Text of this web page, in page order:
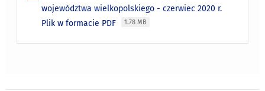
województwa wielkopolskiego - czerwiec 2020 r.
Plik w formacie PDF
1.78 MB